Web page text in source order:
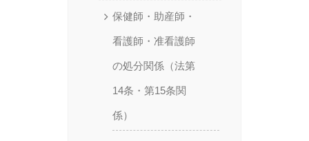
保健師・助産師・
看護師・准看護師
の処分関係（法第
14条・第15条関
係）